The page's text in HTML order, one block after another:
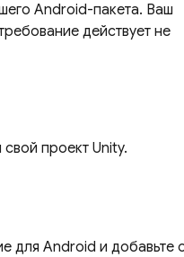
Android-пакета. Ваш
действует не
проект Unity.
для Android и добавьте